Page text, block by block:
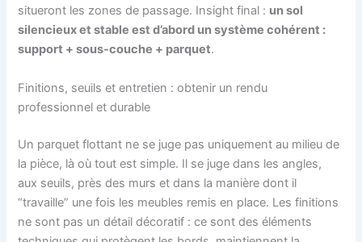
situeront les zones de passage. Insight final : un sol
silencieux et stable est d’abord un système cohérent :
support + sous-couche + parquet.
Finitions, seuils et entretien : obtenir un rendu
professionnel et durable
Un parquet flottant ne se juge pas uniquement au milieu de
la pièce, là où tout est simple. Il se juge dans les angles,
aux seuils, près des murs et dans la manière dont il
“travaille” une fois les meubles remis en place. Les finitions
ne sont pas un détail décoratif : ce sont des éléments